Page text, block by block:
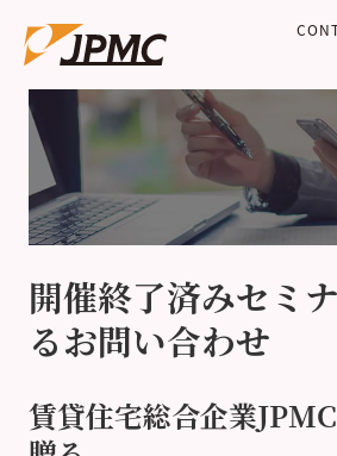
開催終了済みセミ
るお問い合わせ
賃貸住宅総合企業